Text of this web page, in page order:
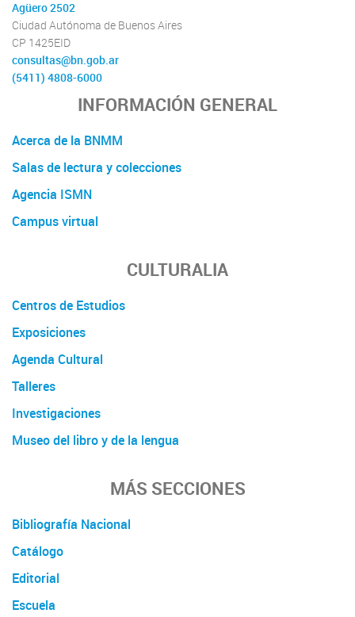
Agüero 2502
Ciudad Autónoma de Buenos Aires
CP 1425EID
consultas@bn.gob.ar
(5411) 4808-6000
INFORMACIÓN GENERAL
Acerca de la BNMM
Salas de lectura y colecciones
Agencia ISMN
Campus virtual
CULTURALIA
Centros de Estudios
Exposiciones
Agenda Cultural
Talleres
Investigaciones
Museo del libro y de la lengua
MÁS SECCIONES
Bibliografía Nacional
Catálogo
Editorial
Escuela